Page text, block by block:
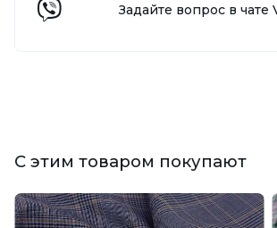
Задайте вопрос в чате
С этим товаром покупают